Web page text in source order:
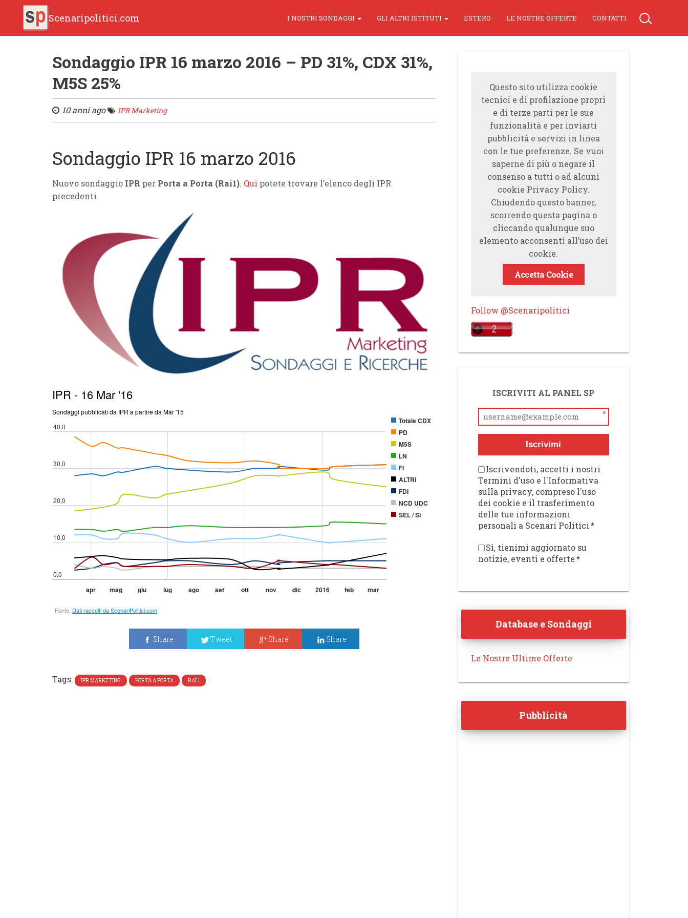
Scenaripolitici.com I NOSTRI SONDAGGI GLI ALTRI ISTITUTI ESTERO LE NOSTRE OFFERTE CONTATTI
Sondaggio IPR 16 marzo 2016 – PD 31%, CDX 31%,
M5S 25%
10 anni ago IPR Marketing
Sondaggio IPR 16 marzo 2016
Nuovo sondaggio IPR per Porta a Porta (Rai1). Qui potete trovare l’elenco degli IPR
precedenti.
Share Tweet Share Share
Tags: IPR MARKETING PORTA A PORTA RAI 1
Questo sito utilizza cookie
tecnici e di profilazione propri
e di terze parti per le sue
funzionalità e per inviarti
pubblicità e servizi in linea
con le tue preferenze. Se vuoi
saperne di più o negare il
consenso a tutti o ad alcuni
cookie Privacy Policy.
Chiudendo questo banner,
scorrendo questa pagina o
cliccando qualunque suo
elemento acconsenti all’uso dei
cookie.
Accetta Cookie
Follow @Scenaripolitici
ISCRIVITI AL PANEL SP
*
Iscrivimi
Iscrivendoti, accetti i nostri
Termini d'uso e l'Informativa
sulla privacy, compreso l'uso
dei cookie e il trasferimento
delle tue informazioni
personali a Scenari Politici*
Sì, tienimi aggiornato su
notizie, eventi e offerte*
Database e Sondaggi
Le Nostre Ultime Offerte
Pubblicità